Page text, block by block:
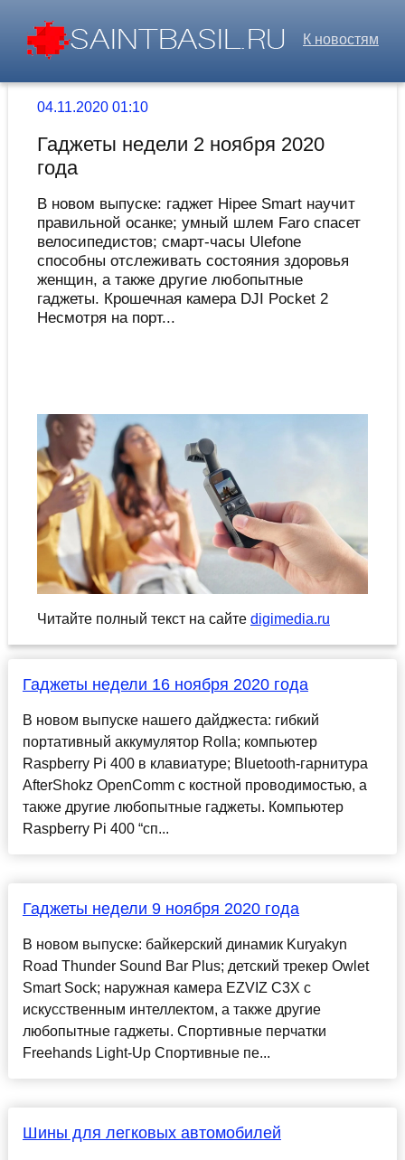
К новостям
04.11.2020 01:10
Гаджеты недели 2 ноября 2020
года
В новом выпуске: гаджет Hipee Smart научит
правильной осанке; умный шлем Faro спасет
велосипедистов; смарт-часы Ulefone
способны отслеживать состояния здоровья
женщин, а также другие любопытные
гаджеты. Крошечная камера DJI Pocket 2
Несмотря на порт...
Читайте полный текст на сайте digimedia.ru
Гаджеты недели 16 ноября 2020 года
В новом выпуске нашего дайджеста: гибкий
портативный аккумулятор Rolla; компьютер
Raspberry Pi 400 в клавиатуре; Bluetooth-гарнитура
AfterShokz OpenComm с костной проводимостью, а
также другие любопытные гаджеты. Компьютер
Raspberry Pi 400 “сп...
Гаджеты недели 9 ноября 2020 года
В новом выпуске: байкерский динамик Kuryakyn
Road Thunder Sound Bar Plus; детский трекер Owlet
Smart Sock; наружная камера EZVIZ C3X с
искусственным интеллектом, а также другие
любопытные гаджеты. Спортивные перчатки
Freehands Light-Up Спортивные пе...
Шины для легковых автомобилей